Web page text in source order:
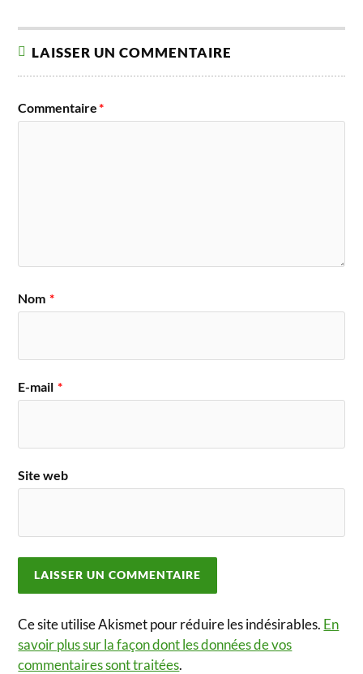
LAISSER UN COMMENTAIRE
Commentaire*
Nom *
E-mail *
Site web
Ce site utilise Akismet pour réduire les indésirables. En
savoir plus sur la façon dont les données de vos
commentaires sont traitées.